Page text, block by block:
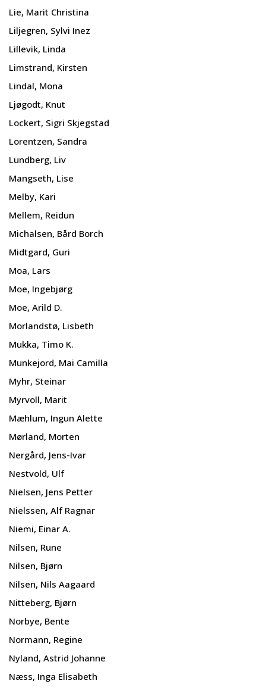
Lie, Marit Christina
Liljegren, Sylvi Inez
Lillevik, Linda
Limstrand, Kirsten
Lindal, Mona
Ljøgodt, Knut
Lockert, Sigri Skjegstad
Lorentzen, Sandra
Lundberg, Liv
Mangseth, Lise
Melby, Kari
Mellem, Reidun
Michalsen, Bård Borch
Midtgard, Guri
Moa, Lars
Moe, Ingebjørg
Moe, Arild D.
Morlandstø, Lisbeth
Mukka, Timo K.
Munkejord, Mai Camilla
Myhr, Steinar
Myrvoll, Marit
Mæhlum, Ingun Alette
Mørland, Morten
Nergård, Jens-Ivar
Nestvold, Ulf
Nielsen, Jens Petter
Nielssen, Alf Ragnar
Niemi, Einar A.
Nilsen, Rune
Nilsen, Bjørn
Nilsen, Nils Aagaard
Nitteberg, Bjørn
Norbye, Bente
Normann, Regine
Nyland, Astrid Johanne
Næss, Inga Elisabeth